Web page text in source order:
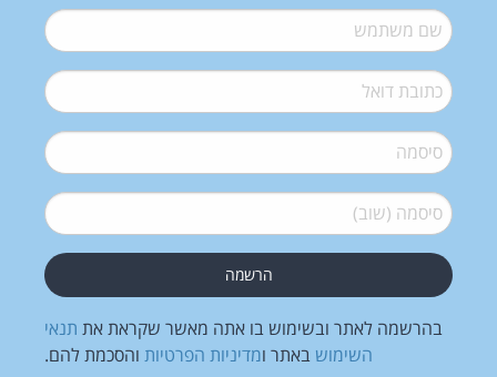
שם משתמש*
דואל*
סיסמה*
סיסמה (שוב)*
בהרשמה לאתר ובשימוש בו אתה מאשר שקראת את תנאי
השימוש באתר ומדיניות הפרטיות והסכמת להם.